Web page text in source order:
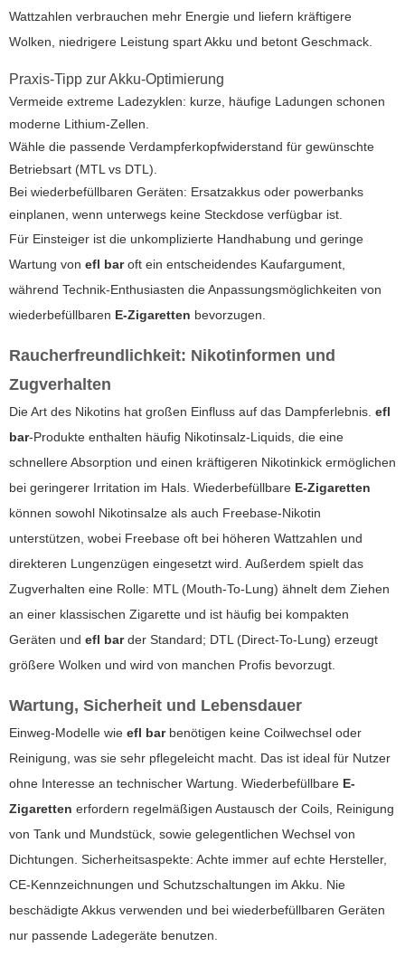
Wattzahlen verbrauchen mehr Energie und liefern kräftigere
Wolken, niedrigere Leistung spart Akku und betont Geschmack.
Praxis-Tipp zur Akku-Optimierung
Vermeide extreme Ladezyklen: kurze, häufige Ladungen schonen
moderne Lithium-Zellen.
Wähle die passende Verdampferkopfwiderstand für gewünschte
Betriebsart (MTL vs DTL).
Bei wiederbefüllbaren Geräten: Ersatzakkus oder powerbanks
einplanen, wenn unterwegs keine Steckdose verfügbar ist.
Für Einsteiger ist die unkomplizierte Handhabung und geringe
Wartung von efl baroft ein entscheidendes Kaufargument,
während Technik-Enthusiasten die Anpassungsmöglichkeiten von
wiederbefüllbaren E-Zigaretten bevorzugen.
Raucherfreundlichkeit: Nikotinformen und
Zugverhalten
Die Art des Nikotins hat großen Einfluss auf das Dampferlebnis. efl
bar-Produkte enthalten häufig Nikotinsalz-Liquids, die eine
schnellere Absorption und einen kräftigeren Nikotinkick ermöglichen
bei geringerer Irritation im Hals. Wiederbefüllbare E-Zigaretten
können sowohl Nikotinsalze als auch Freebase-Nikotin
unterstützen, wobei Freebase oft bei höheren Wattzahlen und
direkteren Lungenzügen eingesetzt wird. Außerdem spielt das
Zugverhalten eine Rolle: MTL (Mouth-To-Lung) ähnelt dem Ziehen
an einer klassischen Zigarette und ist häufig bei kompakten
Geräten und efl barder Standard; DTL (Direct-To-Lung) erzeugt
größere Wolken und wird von manchen Profis bevorzugt.
Wartung, Sicherheit und Lebensdauer
Einweg-Modelle wie efl barbenötigen keine Coilwechsel oder
Reinigung, was sie sehr pflegeleicht macht. Das ist ideal für Nutzer
ohne Interesse an technischer Wartung. Wiederbefüllbare E-
Zigaretten erfordern regelmäßigen Austausch der Coils, Reinigung
von Tank und Mundstück, sowie gelegentlichen Wechsel von
Dichtungen. Sicherheitsaspekte: Achte immer auf echte Hersteller,
CE-Kennzeichnungen und Schutzschaltungen im Akku. Nie
beschädigte Akkus verwenden und bei wiederbefüllbaren Geräten
nur passende Ladegeräte benutzen.